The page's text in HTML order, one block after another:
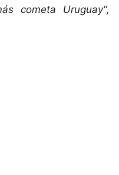
cometa Uruguay",